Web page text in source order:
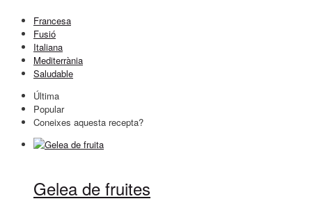
Francesa
Fusió
Italiana
Mediterrània
Saludable
Última
Popular
Coneixes aquesta recepta?
Gelea de fruites